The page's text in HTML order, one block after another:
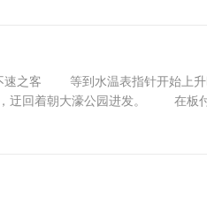
指针开始上升时，西城
迂回着朝大濠公园进发。 在板